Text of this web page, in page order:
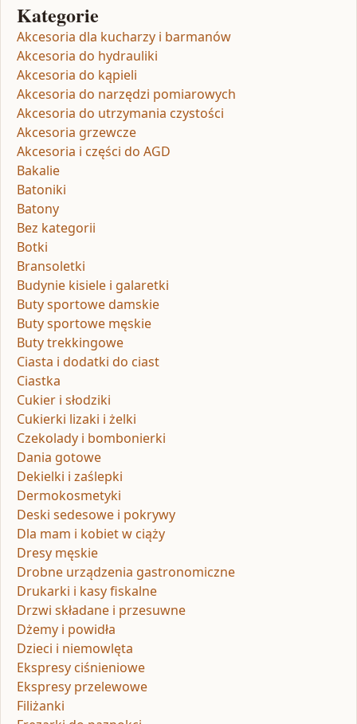
Kategorie
Akcesoria dla kucharzy i barmanów
Akcesoria do hydrauliki
Akcesoria do kąpieli
Akcesoria do narzędzi pomiarowych
Akcesoria do utrzymania czystości
Akcesoria grzewcze
Akcesoria i części do AGD
Bakalie
Batoniki
Batony
Bez kategorii
Botki
Bransoletki
Budynie kisiele i galaretki
Buty sportowe damskie
Buty sportowe męskie
Buty trekkingowe
Ciasta i dodatki do ciast
Ciastka
Cukier i słodziki
Cukierki lizaki i żelki
Czekolady i bombonierki
Dania gotowe
Dekielki i zaślepki
Dermokosmetyki
Deski sedesowe i pokrywy
Dla mam i kobiet w ciąży
Dresy męskie
Drobne urządzenia gastronomiczne
Drukarki i kasy fiskalne
Drzwi składane i przesuwne
Dżemy i powidła
Dzieci i niemowlęta
Ekspresy ciśnieniowe
Ekspresy przelewowe
Filiżanki